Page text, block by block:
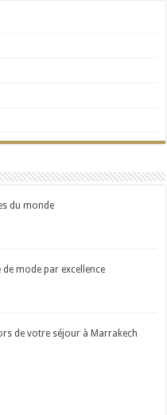
du monde
de mode par excellence
de votre séjour à Marrakech